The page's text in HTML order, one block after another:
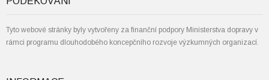
Tyto webové stránky byly vytvořeny za finanční podpory Ministerstva dopravy v
rámci programu dlouhodobého koncepčního rozvoje výzkumných organizací.